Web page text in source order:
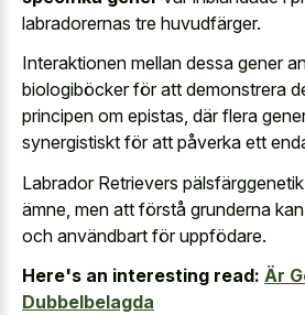
labradorernas tre huvudfärger.
Interaktionen mellan dessa gener
biologiböcker för att demonstrera
principen om epistas, där flera
synergistiskt för att påverka ett
Labrador Retrievers
ämne, men att förstå grunderna
och användbart för uppfödare.
Here's an interesting read: Är
Dubbelbelagda